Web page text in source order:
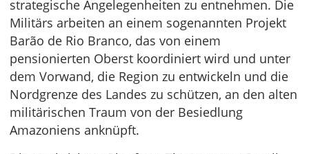
strategische Angelegenheiten zu entnehmen. Die
Militärs arbeiten an einem sogenannten Projekt
Barão de Rio Branco, das von einem
pensionierten Oberst koordiniert wird und unter
dem Vorwand, die Region zu entwickeln und die
Nordgrenze des Landes zu schützen, an den alten
militärischen Traum von der Besiedlung
Amazoniens anknüpft.